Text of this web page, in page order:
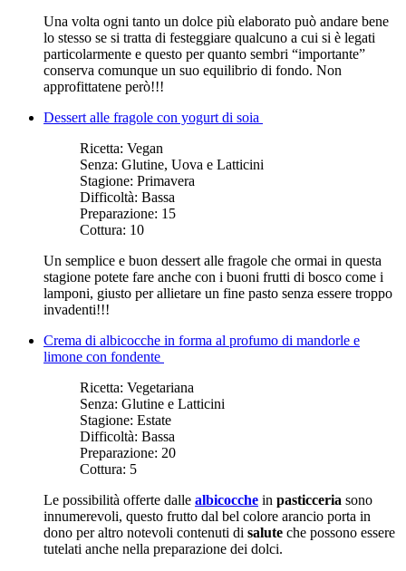
Una volta ogni tanto un dolce più elaborato può andare bene
lo stesso se si tratta di festeggiare qualcuno a cui si è legati
particolarmente e questo per quanto sembri “importante”
conserva comunque un suo equilibrio di fondo. Non
approfittatene però!!!
Dessert alle fragole con yogurt di soia
Ricetta: Vegan
Senza: Glutine, Uova e Latticini
Stagione: Primavera
Difficoltà: Bassa
Preparazione: 15
Cottura: 10
Un semplice e buon dessert alle fragole che ormai in questa
stagione potete fare anche con i buoni frutti di bosco come i
lamponi, giusto per allietare un fine pasto senza essere troppo
invadenti!!!
Crema di albicocche in forma al profumo di mandorle e
limone con fondente
Ricetta: Vegetariana
Senza: Glutine e Latticini
Stagione: Estate
Difficoltà: Bassa
Preparazione: 20
Cottura: 5
Le possibilità offerte dalle albicocche in pasticceria sono
innumerevoli, questo frutto dal bel colore arancio porta in
dono per altro notevoli contenuti di salute che possono essere
tutelati anche nella preparazione dei dolci.